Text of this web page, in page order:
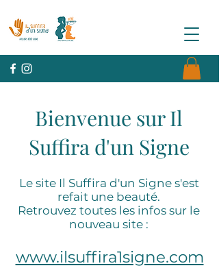
Bienvenue sur Il
Suffira d'un Signe
Le site Il Suffira d'un Signe s'est
refait une beauté.
Retrouvez toutes les infos sur le
nouveau site :
www.ilsuffira1signe.com